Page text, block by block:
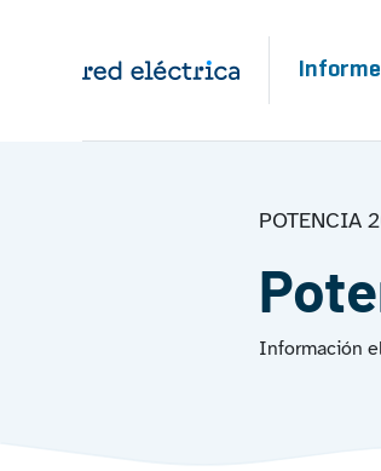
POTENCIA
Información